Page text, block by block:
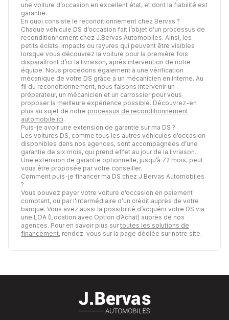
une voiture d’occasion en excellent état, et dont la fiabilité est
garantie.
En quoi consiste le reconditionnement chez Bervas ?
Chaque véhicule DS d’occasion fait l’objet d’un processus de
reconditionnement chez J.Bervas Automobiles. Ainsi, les
petits éclats, impacts ou rayures qui peuvent être visibles
lorsque vous découvrez la voiture pour la première fois
disparaîtront d’ici la livraison, après intervention de notre
équipe. Nous procédons également à une vérification
mécanique de votre DS grâce à un mécanicien en interne. Au
fil du reconditionnement, nous faisons intervenir un
préparateur, un mécanicien et un carrossier pour vous
proposer la meilleure expérience possible. Découvrez-en
plus au sujet de notre processus de reconditionnement
automobile ici.
Puis-je avoir une extension de garantie sur ma DS ?
Les voitures DS, comme tous les autres véhicules d’occasion
disponibles dans nos agences, sont accompagnées d’une
garantie de six mois, qui prend effet au jour de la livraison.
Une extension de garantie optionnelle, jusqu’à 72 mois, peut
vous être proposée par votre conseiller.
Comment puis-je financer ma DS chez J.Bervas Automobiles
?
Vous pouvez payer votre voiture d’occasion en paiement
comptant, ou par l’intermédiaire d’un crédit auprès de votre
banque. Vous avez aussi la possibilité d’acquérir votre DS via
une LOA (Location avec Option d’Achat) auprès de nos
agences. Pour en savoir plus surtoutes les solutions de
financement, rendez-vous sur la page dédiée sur notre site.